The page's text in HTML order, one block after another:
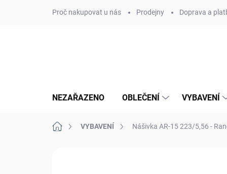
Proč nakupovat u nás Prodejny Doprava a
NEZAŘAZENO OBLEČENÍ VYBAVENÍ
Domů VYBAVENÍ Nášivka AR-15 223/5,56 -